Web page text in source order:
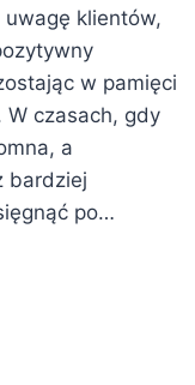
klientów,
w pamięci
W czasach, gdy
a
bardziej
po…